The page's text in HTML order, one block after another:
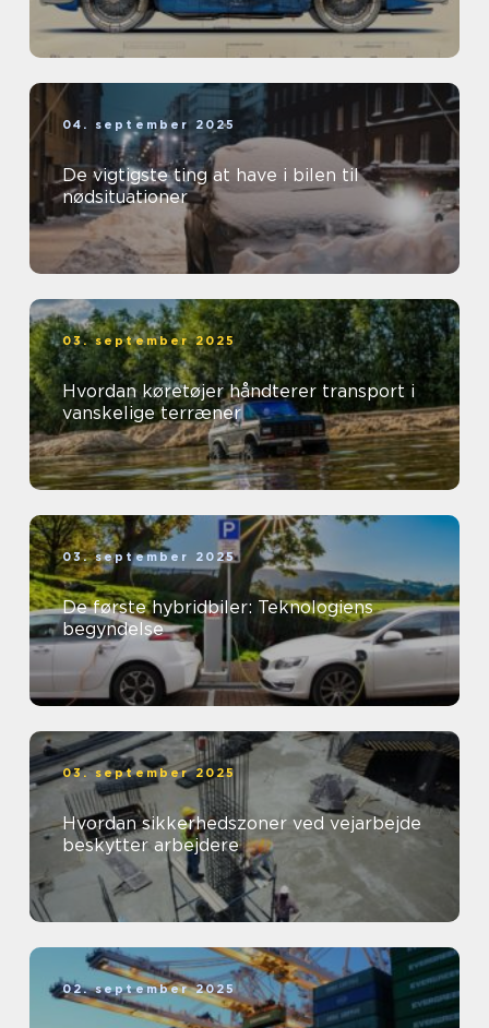
04. september 2025
De vigtigste ting at have i bilen til
nødsituationer
03. september 2025
Hvordan køretøjer håndterer transport i
vanskelige terræner
03. september 2025
De første hybridbiler: Teknologiens
begyndelse
03. september 2025
Hvordan sikkerhedszoner ved vejarbejde
beskytter arbejdere
02. september 2025